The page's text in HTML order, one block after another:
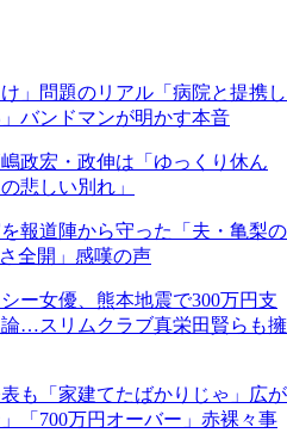
」問題のリアル「病院と提携し
バンドマンが明かす本音
政宏・政伸は「ゆっくり休ん
悲しい別れ」
報道陣から守った「夫・亀梨の
全開」感嘆の声
ー女優、熊本地震で300万円支
…スリムクラブ真栄田賢らも擁
も「家建てたばかりじゃ」広が
「700万円オーバー」赤裸々事